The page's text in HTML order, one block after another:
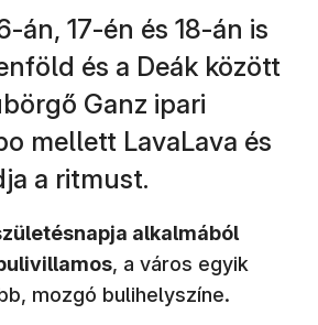
án, 17-én és 18-án is
és a Deák között
Ganz ipari
mellett LavaLava és
a ritmust.
alkalmából
, a város egyik
mozgó bulihelyszíne.